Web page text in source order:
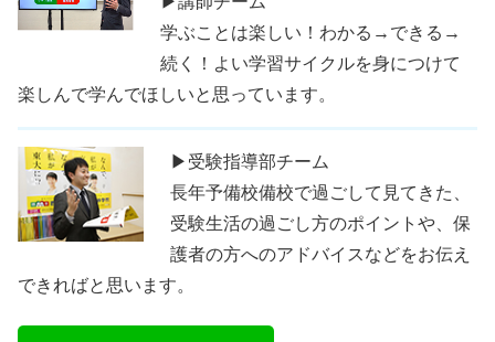
学ぶことは楽しい！わかる→できる→
続く！よい学習サイクルを身につけて
楽しんで学んでほしいと思っています。
▶受験指導部チーム
長年予備校備校で過ごして見てきた、
受験生活の過ごし方のポイントや、保
護者の方へのアドバイスなどをお伝え
できればと思います。